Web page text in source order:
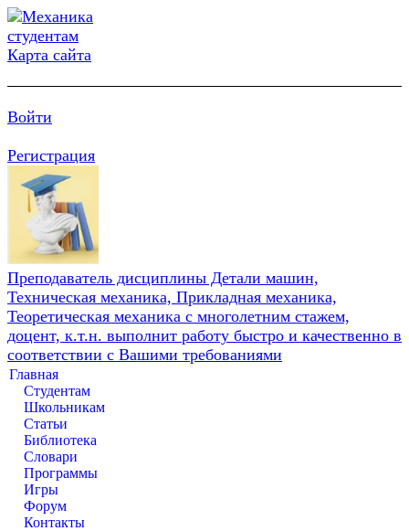
Карта сайта
Войти
Регистрация
Преподаватель дисциплины Детали машин,
Техническая механика, Прикладная механика,
Теоретическая механика с многолетним стажем,
доцент, к.т.н. выполнит работу быстро и качественно в
соответствии с Вашими требованиями
Главная
Студентам
Школьникам
Статьи
Библиотека
Словари
Программы
Игры
Форум
Контакты